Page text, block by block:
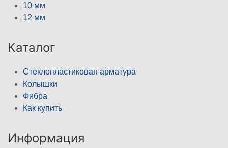
10 мм
12 мм
Каталог
Стеклопластиковая арматура
Колышки
Фибра
Как купить
Информация